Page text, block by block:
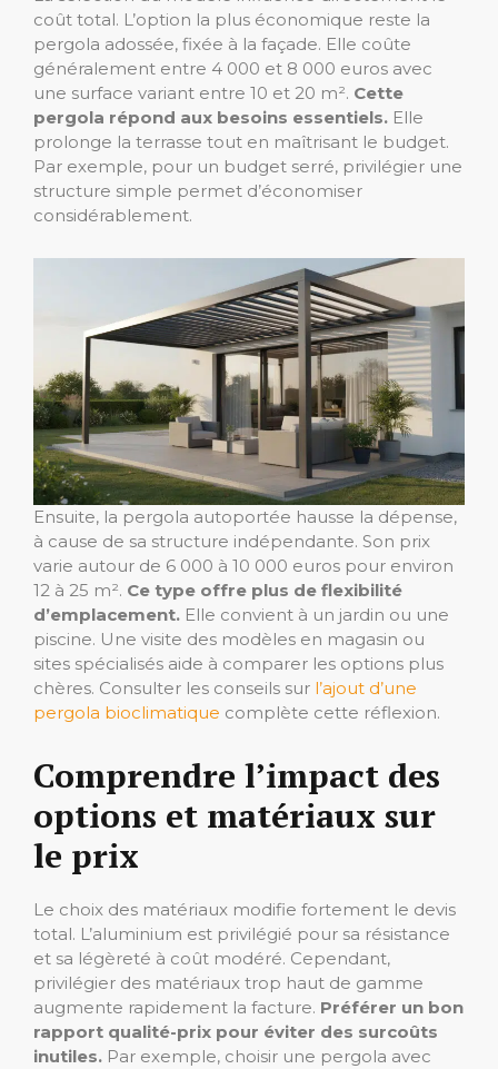
coût total. L’option la plus économique reste la
pergola adossée, fixée à la façade. Elle coûte
généralement entre 4 000 et 8 000 euros avec
une surface variant entre 10 et 20 m². Cette
pergola répond aux besoins essentiels. Elle
prolonge la terrasse tout en maîtrisant le budget.
Par exemple, pour un budget serré, privilégier une
structure simple permet d’économiser
considérablement.
Ensuite, la pergola autoportée hausse la dépense,
à cause de sa structure indépendante. Son prix
varie autour de 6 000 à 10 000 euros pour environ
12 à 25 m². Ce type offre plus de flexibilité
d’emplacement. Elle convient à un jardin ou une
piscine. Une visite des modèles en magasin ou
sites spécialisés aide à comparer les options plus
chères. Consulter les conseils sur l’ajout d’une
pergola bioclimatique complète cette réflexion.
Comprendre l’impact des
options et matériaux sur
le prix
Le choix des matériaux modifie fortement le devis
total. L’aluminium est privilégié pour sa résistance
et sa légèreté à coût modéré. Cependant,
privilégier des matériaux trop haut de gamme
augmente rapidement la facture. Préférer un bon
rapport qualité-prix pour éviter des surcoûts
inutiles. Par exemple, choisir une pergola avec